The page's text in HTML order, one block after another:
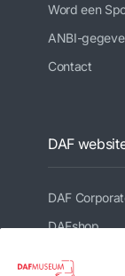
Word een
ANBI-
Contact
DAF
DAF
DAFshop